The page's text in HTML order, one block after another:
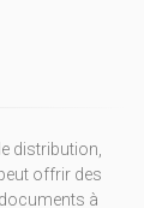
distribution,
offrir des
à